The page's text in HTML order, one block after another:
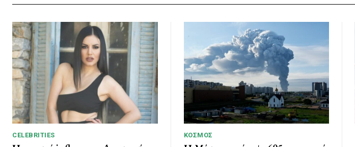
CELEBRITIES ΚΌΣΜΟΣ